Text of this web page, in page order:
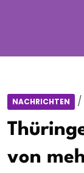
NACHRICHTEN /
von